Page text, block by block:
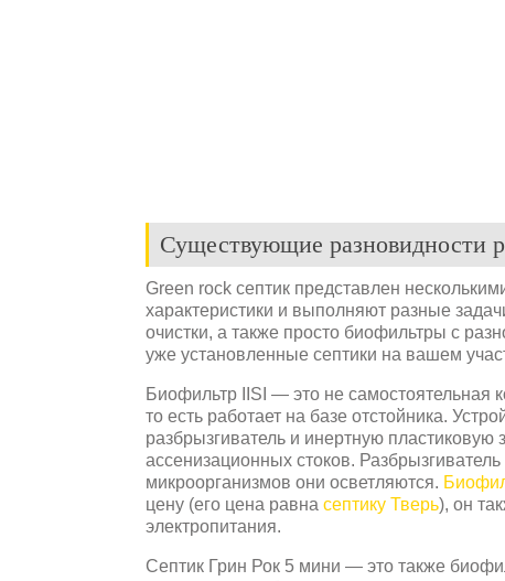
Существующие разновидности
Green rock септик представлен
характеристики и выполняют разные
очистки, а также просто биофильтры с
уже установленные септики на вашем
Биофильтр IISI — это не самостоятельная
то есть работает на базе отстойника.
разбрызгиватель и инертную пластиковую
ассенизационных стоков.
микроорганизмов они осветляются.
цену (его цена равна септику Тверь), он
электропитания.
Септик Грин Рок 5 мини — это также